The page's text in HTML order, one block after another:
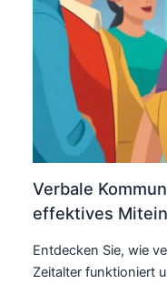
Verbale
effektives
Entdecken Sie, wie
Zeitalter funktioniert